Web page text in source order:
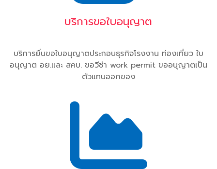
บริการขอใบอนุญาต
บริการยื่นขอใบอนุญาตประกอบธุรกิจโรงงาน ท่องเที่ยว ใบ
อนุญาต อย.และ สคบ. ขอวีซ่า work permit ขออนุญาตเป็น
ตัวแทนออกของ